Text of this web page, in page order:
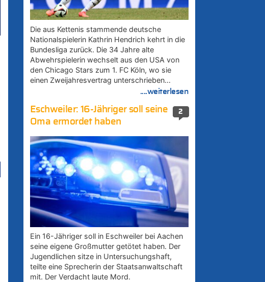
Die aus Kettenis stammende deutsche
Nationalspielerin Kathrin Hendrich kehrt in die
Bundesliga zurück. Die 34 Jahre alte
Abwehrspielerin wechselt aus den USA von
den Chicago Stars zum 1. FC Köln, wo sie
einen Zweijahresvertrag unterschrieben…
....weiterlesen
2
Eschweiler: 16-Jähriger soll seine
Oma ermordet haben
Ein 16-Jähriger soll in Eschweiler bei Aachen
seine eigene Großmutter getötet haben. Der
Jugendlichen sitze in Untersuchungshaft,
teilte eine Sprecherin der Staatsanwaltschaft
mit. Der Verdacht laute Mord.